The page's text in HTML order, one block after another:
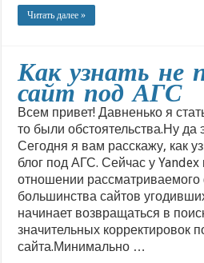
Читать далее »
Как узнать не
сайт под АГС
Всем привет! Давненько я
то были обстоятельства.Ну да
Сегодня я вам расскажу, как
блог под АГС. Сейчас у Yandex
отношении рассматриваемого
большинства сайтов
начинает возвращаться в
значительных корректировок
сайта.Минимально …